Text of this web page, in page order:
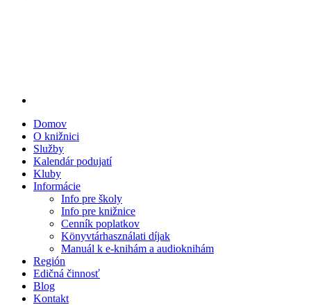
Domov
O knižnici
Služby
Kalendár podujatí
Kluby
Informácie
Info pre školy
Info pre knižnice
Cenník poplatkov
Könyvtárhasználati díjak
Manuál k e-knihám a audioknihám
Región
Edičná činnosť
Blog
Kontakt